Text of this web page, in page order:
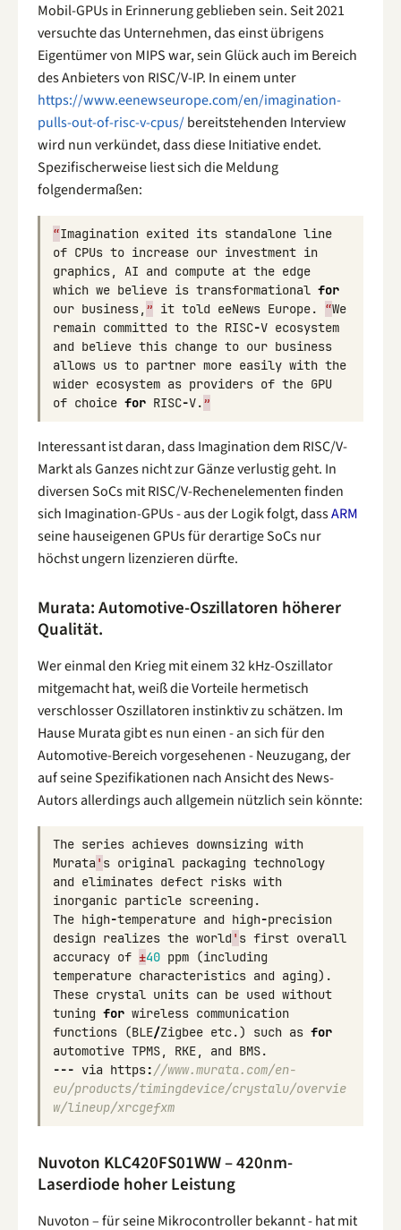
Mobil-GPUs in Erinnerung geblieben sein. Seit 2021
versuchte das Unternehmen, das einst übrigens
Eigentümer von MIPS war, sein Glück auch im Bereich
des Anbieters von RISC/V-IP. In einem unter
https://www.eenewseurope.com/en/imagination-
pulls-out-of-risc-v-cpus/bereitstehenden Interview
wird nun verkündet, dass diese Initiative endet.
Spezifischerweise liest sich die Meldung
folgendermaßen:
“Imagination exited its standalone line
of CPUs to increase our investment in
graphics, AI and compute at the edge
which we believe is transformational for
our business, ” it told eeNews Europe. “We
remain committed to the RISC-V ecosystem
and believe this change to our business
allows us to partner more easily with the
wider ecosystem as providers of the GPU
of choice for RISC-V.”
Interessant ist daran, dass Imagination dem RISC/V-
Markt als Ganzes nicht zur Gänze verlustig geht. In
diversen SoCs mit RISC/V-Rechenelementen finden
sich Imagination-GPUs - aus der Logik folgt, dassARM
seine hauseigenen GPUs für derartige SoCs nur
höchst ungern lizenzieren dürfte.
Murata: Automotive-Oszillatoren höherer
Qualität.
Wer einmal den Krieg mit einem 32 kHz-Oszillator
mitgemacht hat, weiß die Vorteile hermetisch
verschlosser Oszillatoren instinktiv zu schätzen. Im
Hause Murata gibt es nun einen - an sich für den
Automotive-Bereich vorgesehenen - Neuzugang, der
auf seine Spezifikationen nach Ansicht des News-
Autors allerdings auch allgemein nützlich sein könnte:
The series achieves downsizing with
Murata' s original packaging technology
and eliminates defect risks with
inorganic particle screening .
The high-temperature and high-precision
design realizes the world' s first overall
accuracy of ±40 ppm (including
temperature characteristics and aging).
These crystal units can be used without
tuning for wireless communication
functions (BLE/Zigbee etc.) such as for
automotive TPMS RKE and BMS.
--- via https: //www.murata.com/en-
eu/products/timingdevice/crystalu/overvie
w/lineup/xrcgefxm
Nuvoton KLC420FS01WW – 420nm-
Laserdiode hoher Leistung
Nuvoton – für seine Mikrocontroller bekannt - hat mit